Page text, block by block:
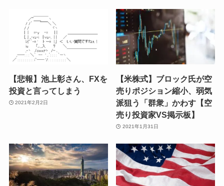
【悲報】池上彰さん、FXを
投資と言ってしまう
2021年2月2日
【米株式】ブロック氏が空
売りポジション縮小、弱気
派狙う「群衆」かわす【空
売り投資家VS掲示板】
2021年1月31日